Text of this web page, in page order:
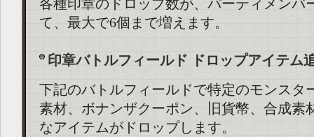
各種印章のドロップ数が、パーティメンバ
て、最大で6個まで増えます。
印章バトルフィールド ドロップアイテム
下記のバトルフィールドで特定のモンスタ
素材、ボナンザクーポン、旧貨幣、合成素
なアイテムがドロップします。